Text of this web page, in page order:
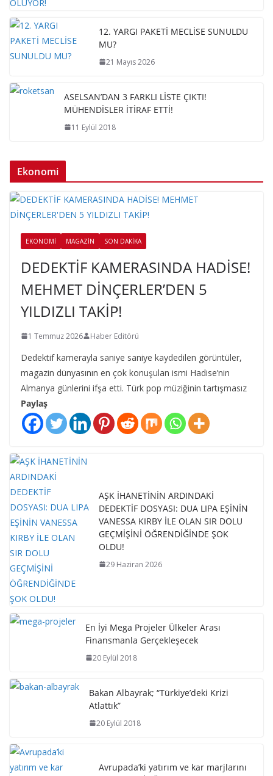
12. YARGI PAKETİ MECLİSE SUNULDU
MU?
21 Mayıs 2026
ASELSAN’DAN 3 FARKLI LİSTE ÇIKTI!
MÜHENDİSLER İTİRAF ETTİ!
11 Eylül 2018
Ekonomi
EKONOMI MAGAZIN SON DAKIKA
DEDEKTİF KAMERASINDA HADİSE!
MEHMET DİNÇERLER’DEN 5
YILDIZLI TAKİP!
1 Temmuz 2026 Haber Editörü
Dedektif kamerayla saniye saniye kaydedilen görüntüler,
magazin dünyasının en çok konuşulan ismi Hadise’nin
Almanya günlerini ifşa etti. Türk pop müziğinin tartışmasız
Paylaş
AŞK İHANETİNİN ARDINDAKİ
DEDEKTİF DOSYASI: DUA LIPA EŞİNİN
VANESSA KIRBY İLE OLAN SIR DOLU
GEÇMİŞİNİ ÖĞRENDİĞİNDE ŞOK
OLDU!
29 Haziran 2026
En İyi Mega Projeler Ülkeler Arası
Finansmanla Gerçekleşecek
20 Eylül 2018
Bakan Albayrak; “Türkiye’deki Krizi
Atlattık”
20 Eylül 2018
Avrupada’ki yatırım ve kar marjlarını